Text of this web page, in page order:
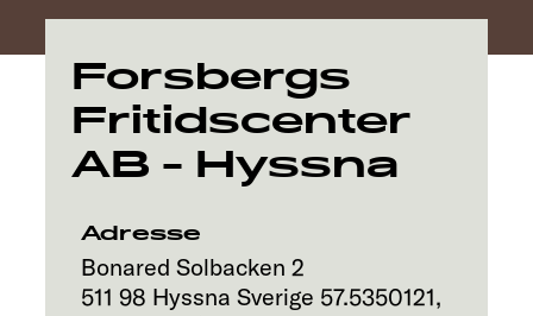
Oplev
Service
Forsbergs
Fritidscenter
AB - Hyssna
Adresse
Bonared Solbacken 2
511 98 Hyssna Sverige 57.5350121,